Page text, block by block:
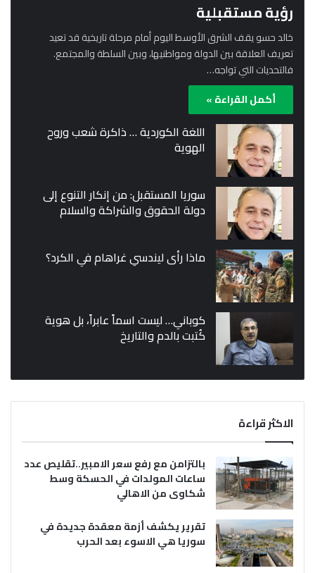
رؤية مستقبلية
خالد حسو يقف الشرق الأوسط اليوم أمام مرحلة تاريخية قد تعيد
تعريف العلاقة بين الدولة ومواطنيها، وبين السلطة والمجتمع.
فالتحديات التي تواجه…
أكمل القراءة »
اللغة الكوردية … ذاكرة شعب وروح
الهوية
سوريا المستقبل: من إنكار التنوع إلى
دولة الحقوق والشراكة والسلام
ماذا رأى ليندسي غراهام في الكرد؟
كوباني… ليست اسماً عابراً، بل هوية
كُتبت بالدم والتاريخ
الاكثر قراءة
بالتزامن مع رفع سعر الامبير..تقليص عدد
ساعات المولدات في الحسكة وسط
شكاوى من الاهالي
تقرير يكشف أزمة معقدة جديدة في
سوريا هي الاسوء بعد الحرب